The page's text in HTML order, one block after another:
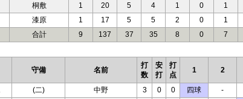
桐敷
1 20 5 4 1 0 1
漆原
1 17 5 5 2 0 1
合計
9 137 37 35 8 0 7
守備 名前
打
数
安
打
打
点
1 2
(二) 中野 3 0 0 四球 -